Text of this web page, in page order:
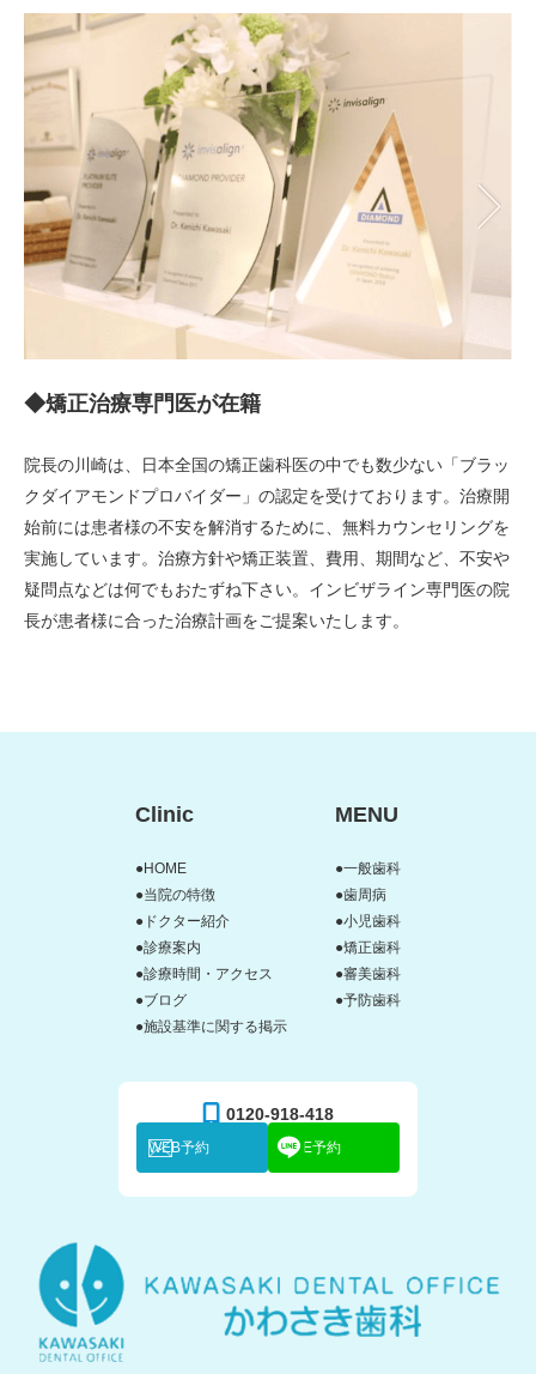
◆矯正治療専門医が在籍
院長の川崎は、日本全国の矯正歯科医の中でも数少ない「ブラッ
クダイアモンドプロバイダー」の認定を受けております。治療開
始前には患者様の不安を解消するために、無料カウンセリングを
実施しています。治療方針や矯正装置、費用、期間など、不安や
疑問点などは何でもおたずね下さい。インビザライン専門医の院
長が患者様に合った治療計画をご提案いたします。
Clinic
●HOME
●当院の特徴
●ドクター紹介
●診療案内
●診療時間・アクセス
●ブログ
●施設基準に関する掲示
MENU
●一般歯科
●歯周病
●小児歯科
●矯正歯科
●審美歯科
●予防歯科
0120-918-418
WEB予約 LINE予約